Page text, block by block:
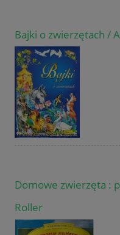
Bajki o zwierzętach /
Domowe zwierzęta :
Roller